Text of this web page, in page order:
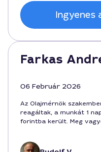
Ingyenes
Farkas
06 Február 2026
Az Olajmérnök
reagáltak, a munkát 1
forintba került. Meg